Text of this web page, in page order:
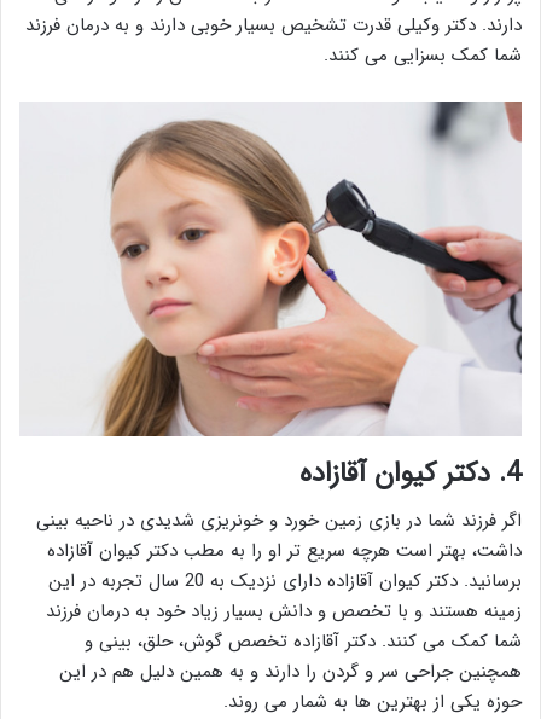
دارند. دکتر وکیلی قدرت تشخیص بسیار خوبی دارند و به درمان فرزند
شما کمک بسزایی می کنند.
4. دکتر کیوان آقازاده
اگر فرزند شما در بازی زمین خورد و خونریزی شدیدی در ناحیه بینی
داشت، بهتر است هرچه سریع تر او را به مطب دکتر کیوان آقازاده
برسانید. دکتر کیوان آقازاده دارای نزدیک به 20 سال تجربه در این
زمینه هستند و با تخصص و دانش بسیار زیاد خود به درمان فرزند
شما کمک می کنند. دکتر آقازاده تخصص گوش، حلق، بینی و
همچنین جراحی سر و گردن را دارند و به همین دلیل هم در این
حوزه یکی از بهترین ها به شمار می روند.